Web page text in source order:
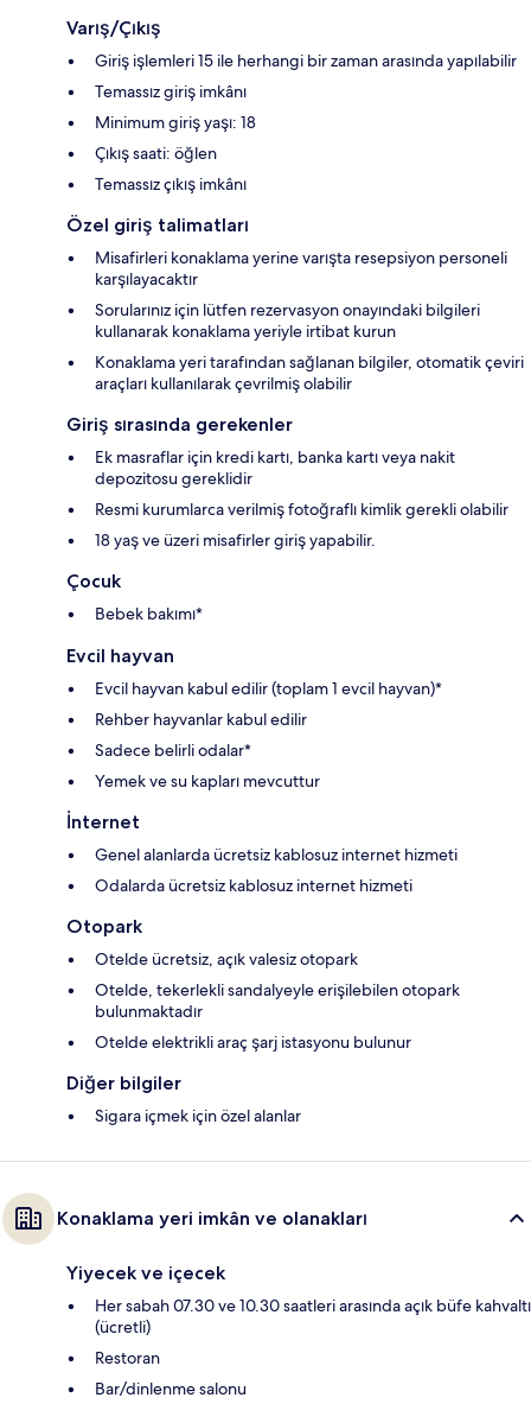
Varış/Çıkış
Giriş işlemleri 15 ile herhangi bir zaman arasında yapılabilir
Temassız giriş imkânı
Minimum giriş yaşı: 18
Çıkış saati: öğlen
Temassız çıkış imkânı
Özel giriş talimatları
Misafirleri konaklama yerine varışta resepsiyon personeli
karşılayacaktır
Sorularınız için lütfen rezervasyon onayındaki bilgileri
kullanarak konaklama yeriyle irtibat kurun
Konaklama yeri tarafından sağlanan bilgiler, otomatik çeviri
araçları kullanılarak çevrilmiş olabilir
Giriş sırasında gerekenler
Ek masraflar için kredi kartı, banka kartı veya nakit
depozitosu gereklidir
Resmi kurumlarca verilmiş fotoğraflı kimlik gerekli olabilir
18 yaş ve üzeri misafirler giriş yapabilir.
Çocuk
Bebek bakımı*
Evcil hayvan
Evcil hayvan kabul edilir (toplam 1 evcil hayvan)*
Rehber hayvanlar kabul edilir
Sadece belirli odalar*
Yemek ve su kapları mevcuttur
İnternet
Genel alanlarda ücretsiz kablosuz internet hizmeti
Odalarda ücretsiz kablosuz internet hizmeti
Otopark
Otelde ücretsiz, açık valesiz otopark
Otelde, tekerlekli sandalyeyle erişilebilen otopark
bulunmaktadır
Otelde elektrikli araç şarj istasyonu bulunur
Diğer bilgiler
Sigara içmek için özel alanlar
Konaklama yeri imkân ve olanakları
Yiyecek ve içecek
Her sabah 07.30 ve 10.30 saatleri arasında açık büfe kahvaltı
(ücretli)
Restoran
Bar/dinlenme salonu